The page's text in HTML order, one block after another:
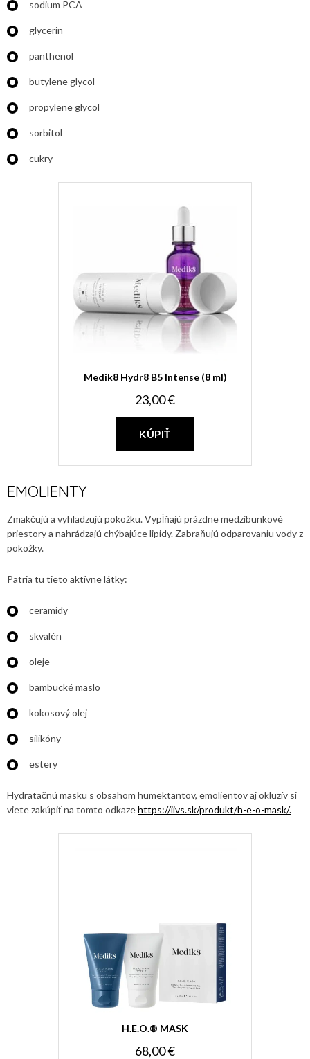
sodium PCA
glycerin
panthenol
butylene glycol
propylene glycol
sorbitol
cukry
Medik8 Hydr8 B5 Intense (8 ml)
23,00 €
KÚPIŤ
EMOLIENTY
Zmäkčujú a vyhladzujú pokožku. Vypĺňajú prázdne medzibunkové
priestory a nahrádzajú chýbajúce lipidy. Zabraňujú odparovaniu vody z
pokožky.
Patria tu tieto aktívne látky:
ceramidy
skvalén
oleje
bambucké maslo
kokosový olej
silikóny
estery
Hydratačnú masku s obsahom humektantov, emolientov aj okluzív si
viete zakúpiť na tomto odkazehttps://iivs.sk/produkt/h-e-o-mask/.
H.E.O.® MASK
68,00 €